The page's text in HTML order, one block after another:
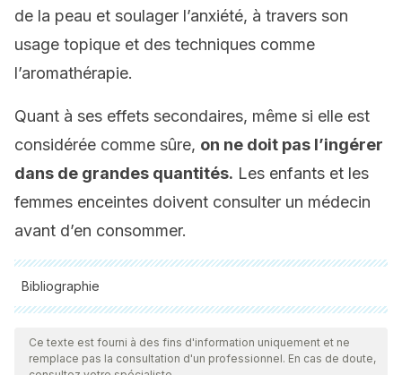
de la peau et soulager l’anxiété, à travers son
usage topique et des techniques comme
l’aromathérapie.
Quant à ses effets secondaires, même si elle est
considérée comme sûre, on ne doit pas l’ingérer
dans de grandes quantités. Les enfants et les
femmes enceintes doivent consulter un médecin
avant d’en consommer.
Bibliographie
Toutes les sources citées ont été examinées en profondeur
par notre équipe pour garantir leur qualité, leur fiabilité, leur
actualité et leur validité. La bibliographie de cet article a été
Ce texte est fourni à des fins d'information uniquement et ne
remplace pas la consultation d'un professionnel. En cas de doute,